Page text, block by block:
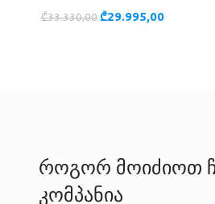
₾33.330,00 ₾29.995,00
როგორ მოიძიოთ
კომპანია